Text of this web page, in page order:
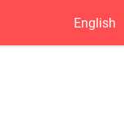
English